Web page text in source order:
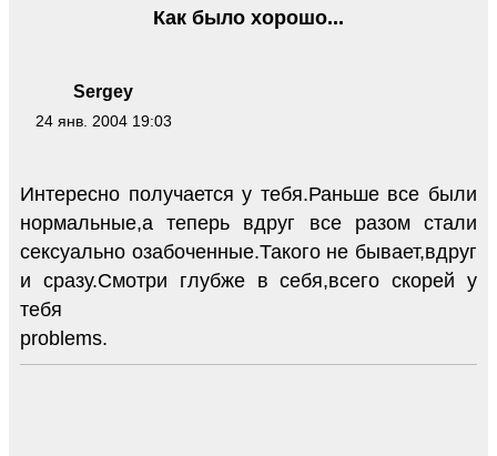
Sergey
24 янв. 2004 19:03
Как было хорошо...
Интересно получается у тебя.Раньше все были
нормальные,а теперь вдруг все разом стали
сексуально озабоченные.Такого не бывает,вдруг
и сразу.Смотри глубже в себя,всего скорей у
тебя
problems.